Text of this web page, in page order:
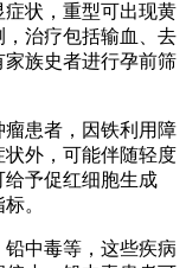
状，重型可出现黄
治疗包括输血、去
族史者进行孕前筛
患者，因铁利用障
外，可能伴随轻度
予促红细胞生成
。
中毒等，这些疾病